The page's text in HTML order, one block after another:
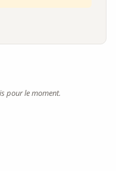
pour le moment.